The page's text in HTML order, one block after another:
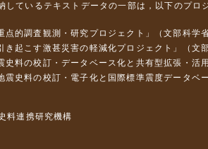
しているテキストデータの一部は，以下のプロ
点的調査観測・研究プロジェクト」（文部科
き起こす激甚災害の軽減化プロジェクト」（
史料の校訂・データベース化と共有型拡張・
震史料の校訂・電子化と国際標準震度データ
料連携研究機構